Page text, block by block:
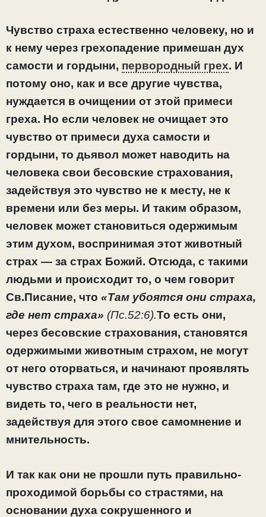
Чувство страха естественно человеку, но и
к нему через грехопадение примешан дух
самости и гордыни, первородный грех. И
потому оно, как и все другие чувства,
нуждается в очищении от этой примеси
греха. Но если человек не очищает это
чувство от примеси духа самости и
гордыни, то дьявол может наводить на
человека свои бесовские страхования,
задействуя это чувство не к месту, не к
времени или без меры. И таким образом,
человек может становиться одержимым
этим духом, воспринимая этот животный
страх — за страх Божий. Отсюда, с такими
людьми и происходит то, о чем говорит
Св.Писание, что «Там убоятся они страха,
где нет страха» (Пс.52:6).То есть они,
через бесовские страхования, становятся
одержимыми животным страхом, не могут
от него оторваться, и начинают проявлять
чувство страха там, где это не нужно, и
видеть то, чего в реальности нет,
задействуя для этого свое самомнение и
мнительность.
И так как они не прошли путь правильно-
проходимой борьбы со страстями, на
основании духа сокрушенного и